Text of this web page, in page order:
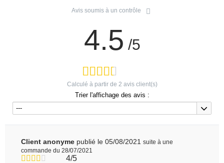
Avis soumis à un contrôle
4.5 /5
Calculé à partir de 2 avis client(s)
Trier l'affichage des avis :
---
Client anonyme publié le 05/08/2021 suite à une
commande du 28/07/2021
4/5